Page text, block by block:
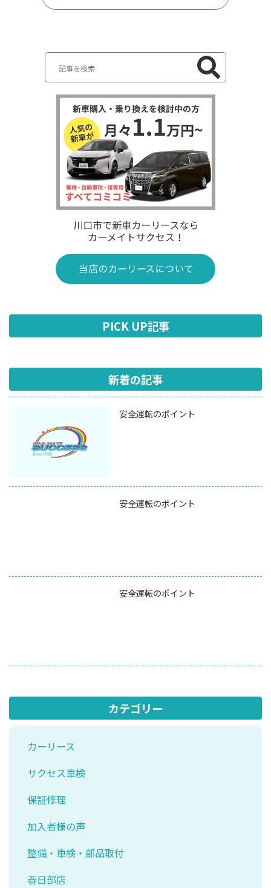
PICK UP記事
新着の記事
安全運転のポイント
安全運転のポイント
安全運転のポイント
カテゴリー
カーリース
サクセス車検
保証修理
加入者様の声
整備・車検・部品取付
春日部店